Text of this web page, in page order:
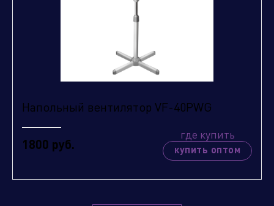
Напольный вентилятор VF-40PWG
1800 руб.
где купить
купить оптом